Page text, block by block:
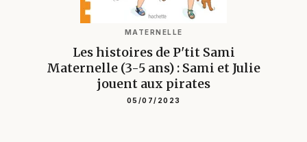
MATERNELLE
Les histoires de P'tit Sami
Maternelle (3-5 ans) : Sami et Julie
jouent aux pirates
05/07/2023